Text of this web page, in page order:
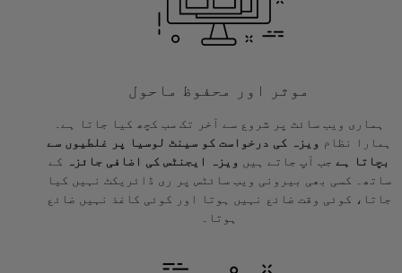
موثر اور محفوظ ماحول
ہماری ویب سائٹ پر شروع سے آخر تک سب کچھ کیا جاتا ہے۔
ہمارا نظام ویزہ کی درخواست کو سینٹ لوسیا پر غلطیوں سے
بچاتا ہے جب آپ جاتے ہیں ویزہ ایجنٹس کی اضافی جائزہ
کے
ساتھ۔ کسی بھی بیرونی ویب سائٹس پر ری ڈائریکٹ نہیں کیا
جاتا، کوئی وقت ضائع نہیں ہوتا اور کوئی کاغذ نہیں ضائع
ہوتا۔